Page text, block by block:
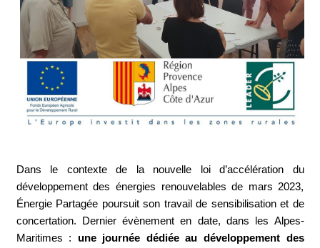
Dans le contexte de la nouvelle loi d’accélération du
développement des énergies renouvelables de mars 2023,
Énergie Partagée poursuit son travail de sensibilisation et de
concertation. Dernier évènement en date, dans les Alpes-
Maritimes : une journée dédiée au développement des